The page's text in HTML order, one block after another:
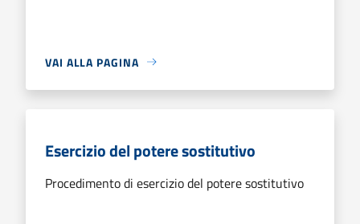
VAI ALLA PAGINA
Esercizio del potere sostitutivo
Procedimento di esercizio del potere sostitutivo